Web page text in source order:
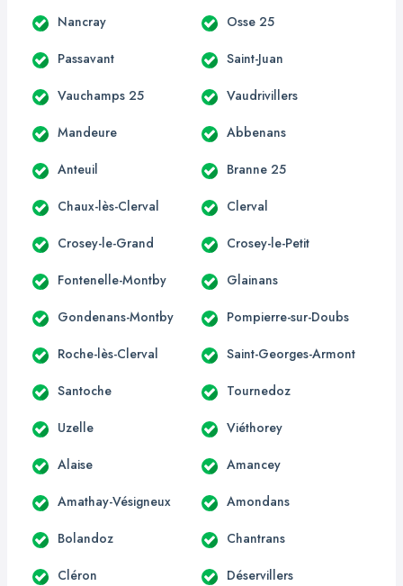
Nancray Osse 25
Passavant Saint-Juan
Vauchamps 25 Vaudrivillers
Mandeure Abbenans
Anteuil Branne 25
Chaux-lès-Clerval Clerval
Crosey-le-Grand Crosey-le-Petit
Fontenelle-Montby Glainans
Gondenans-Montby Pompierre-sur-Doubs
Roche-lès-Clerval Saint-Georges-Armont
Santoche Tournedoz
Uzelle Viéthorey
Alaise Amancey
Amathay-Vésigneux Amondans
Bolandoz Chantrans
Cléron Déservillers